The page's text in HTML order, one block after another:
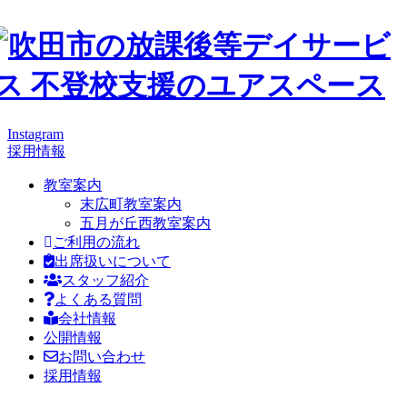
Instagram
採用情報
教室案内
末広町教室案内
五月が丘西教室案内
ご利用の流れ
出席扱いについて
スタッフ紹介
よくある質問
会社情報
公開情報
お問い合わせ
採用情報